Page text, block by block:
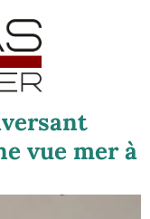
vue mer à